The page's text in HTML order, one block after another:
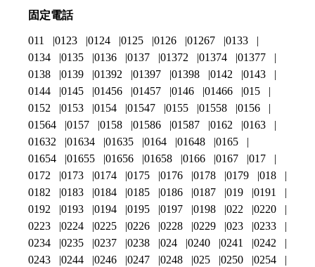
固定電話
011 0123 0124 0125 0126 01267
0133
0134
0135 0136 0137 01372 01374
01377
0138
0139 01392 01397 01398 0142
0143
0144
0145 01456 01457 0146 01466
015
0152
0153 0154 01547 0155 01558
0156
01564
0157 0158 01586 01587 0162
0163
01632
01634 01635 0164 01648
0165
01654
01655 01656 01658 0166 0167
017
0172
0173 0174 0175 0176 0178 0179
018
0182
0183 0184 0185 0186 0187 019
0191
0192
0193 0194 0195 0197 0198 022
0220
0223
0224 0225 0226 0228 0229 023
0233
0234
0235 0237 0238 024 0240 0241
0242
0243
0244 0246 0247 0248 025 0250 0254